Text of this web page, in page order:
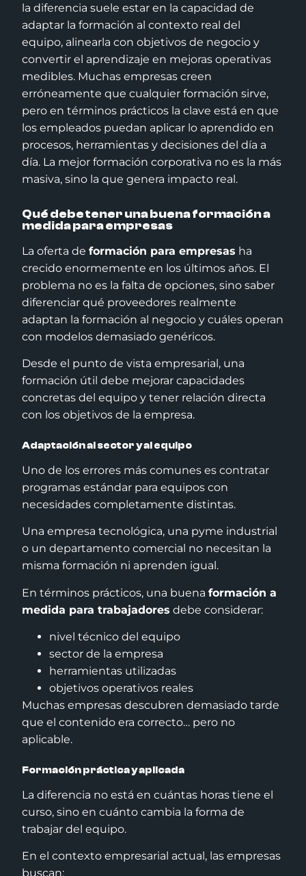
la diferencia suele estar en la capacidad de
adaptar la formación al contexto real del
equipo, alinearla con objetivos de negocio y
convertir el aprendizaje en mejoras operativas
medibles. Muchas empresas creen
erróneamente que cualquier formación sirve,
pero en términos prácticos la clave está en que
los empleados puedan aplicar lo aprendido en
procesos, herramientas y decisiones del día a
día. La mejor formación corporativa no es la más
masiva, sino la que genera impacto real.
Qué debe tener una buena formación a
medida para empresas
La oferta deformación para empresas ha
crecido enormemente en los últimos años. El
problema no es la falta de opciones, sino saber
diferenciar qué proveedores realmente
adaptan la formación al negocio y cuáles operan
con modelos demasiado genéricos.
Desde el punto de vista empresarial, una
formación útil debe mejorar capacidades
concretas del equipo y tener relación directa
con los objetivos de la empresa.
Adaptación al sector y al equipo
Uno de los errores más comunes es contratar
programas estándar para equipos con
necesidades completamente distintas.
Una empresa tecnológica, una pyme industrial
o un departamento comercial no necesitan la
misma formación ni aprenden igual.
En términos prácticos, una buenaformación a
medida para trabajadores debe considerar:
nivel técnico del equipo
sector de la empresa
herramientas utilizadas
objetivos operativos reales
Muchas empresas descubren demasiado tarde
que el contenido era correcto… pero no
aplicable.
Formación práctica y aplicada
La diferencia no está en cuántas horas tiene el
curso, sino en cuánto cambia la forma de
trabajar del equipo.
En el contexto empresarial actual, las empresas
buscan: